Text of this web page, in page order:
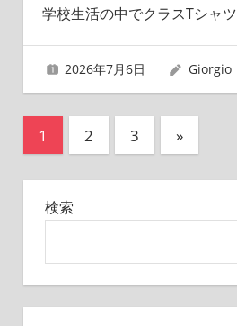
学校生活の中でクラスTシャ
2026年7月6日 Giorgio
投
の
ー
ジ
1 2 3
次
の
記
»
検索